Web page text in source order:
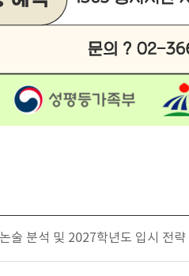
술 분석 및 2027학년도 입시 전